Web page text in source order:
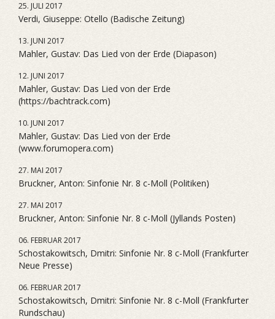
25. JULI 2017
Verdi, Giuseppe: Otello (Badische Zeitung)
13. JUNI 2017
Mahler, Gustav: Das Lied von der Erde (Diapason)
12. JUNI 2017
Mahler, Gustav: Das Lied von der Erde
(https://bachtrack.com)
10. JUNI 2017
Mahler, Gustav: Das Lied von der Erde
(www.forumopera.com)
27. MAI 2017
Bruckner, Anton: Sinfonie Nr. 8 c-Moll (Politiken)
27. MAI 2017
Bruckner, Anton: Sinfonie Nr. 8 c-Moll (Jyllands Posten)
06. FEBRUAR 2017
Schostakowitsch, Dmitri: Sinfonie Nr. 8 c-Moll (Frankfurter
Neue Presse)
06. FEBRUAR 2017
Schostakowitsch, Dmitri: Sinfonie Nr. 8 c-Moll (Frankfurter
Rundschau)